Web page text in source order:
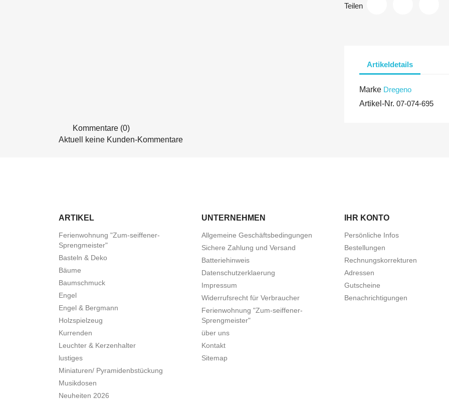
Teilen
Artikeldetails
Marke Dregeno
Artikel-Nr. 07-074-695
Kommentare (0)
Aktuell keine Kunden-Kommentare
ARTIKEL
Ferienwohnung "Zum-seiffener-
Sprengmeister"
Basteln & Deko
Bäume
Baumschmuck
Engel
Engel & Bergmann
Holzspielzeug
Kurrenden
Leuchter & Kerzenhalter
lustiges
Miniaturen/ Pyramidenbstückung
Musikdosen
Neuheiten 2026
UNTERNEHMEN
Allgemeine Geschäftsbedingungen
Sichere Zahlung und Versand
Batteriehinweis
Datenschutzerklaerung
Impressum
Widerrufsrecht für Verbraucher
Ferienwohnung "Zum-seiffener-
Sprengmeister"
über uns
Kontakt
Sitemap
IHR KONTO
Persönliche Infos
Bestellungen
Rechnungskorrekturen
Adressen
Gutscheine
Benachrichtigungen